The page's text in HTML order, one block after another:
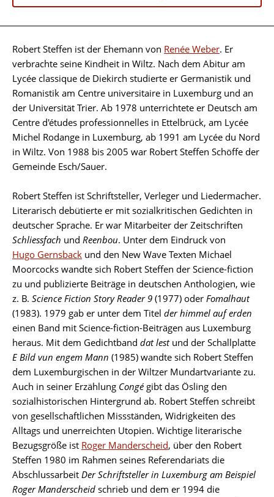
Biographie
Robert Steffen ist der Ehemann von Renée Weber. Er
verbrachte seine Kindheit in Wiltz. Nach dem Abitur am
Lycée classique de Diekirch studierte er Germanistik und
Romanistik am Centre universitaire in Luxemburg und an
der Universität Trier. Ab 1978 unterrichtete er Deutsch am
Centre d'études professionnelles in Ettelbrück, am Lycée
Michel Rodange in Luxemburg, ab 1991 am Lycée du Nord
in Wiltz. Von 1988 bis 2005 war Robert Steffen Schöffe der
Gemeinde Esch/Sauer.
Robert Steffen ist Schriftsteller, Verleger und Liedermacher.
Literarisch debütierte er mit sozialkritischen Gedichten in
deutscher Sprache. Er war Mitarbeiter der Zeitschriften
Schliessfach und Reenbou. Unter dem Eindruck von
Hugo Gernsback und den New Wave Texten Michael
Moorcocks wandte sich Robert Steffen der Science-fiction
zu und publizierte Beiträge in deutschen Anthologien, wie
z. B. Science Fiction Story Reader 9 (1977) oder Fomalhaut
(1983). 1979 gab er unter dem Titel der himmel auf erden
einen Band mit Science-fiction-Beiträgen aus Luxemburg
heraus. Mit dem Gedichtband datlestund der Schallplatte
E Bild vun engem Mann (1985) wandte sich Robert Steffen
dem Luxemburgischen in der Wiltzer Mundartvariante zu.
Auch in seiner Erzählung Congégibt das Ösling den
sozialhistorischen Hintergrund ab. Robert Steffen schreibt
von gesellschaftlichen Missständen, Widrigkeiten des
Alltags und unerreichten Utopien. Wichtige literarische
Bezugsgröße ist Roger Manderscheid, über den Robert
Steffen 1980 im Rahmen seines Referendariats die
Abschlussarbeit Der Schriftsteller in Luxemburg am Beispiel
Roger Manderscheid schrieb und dem er 1994 die